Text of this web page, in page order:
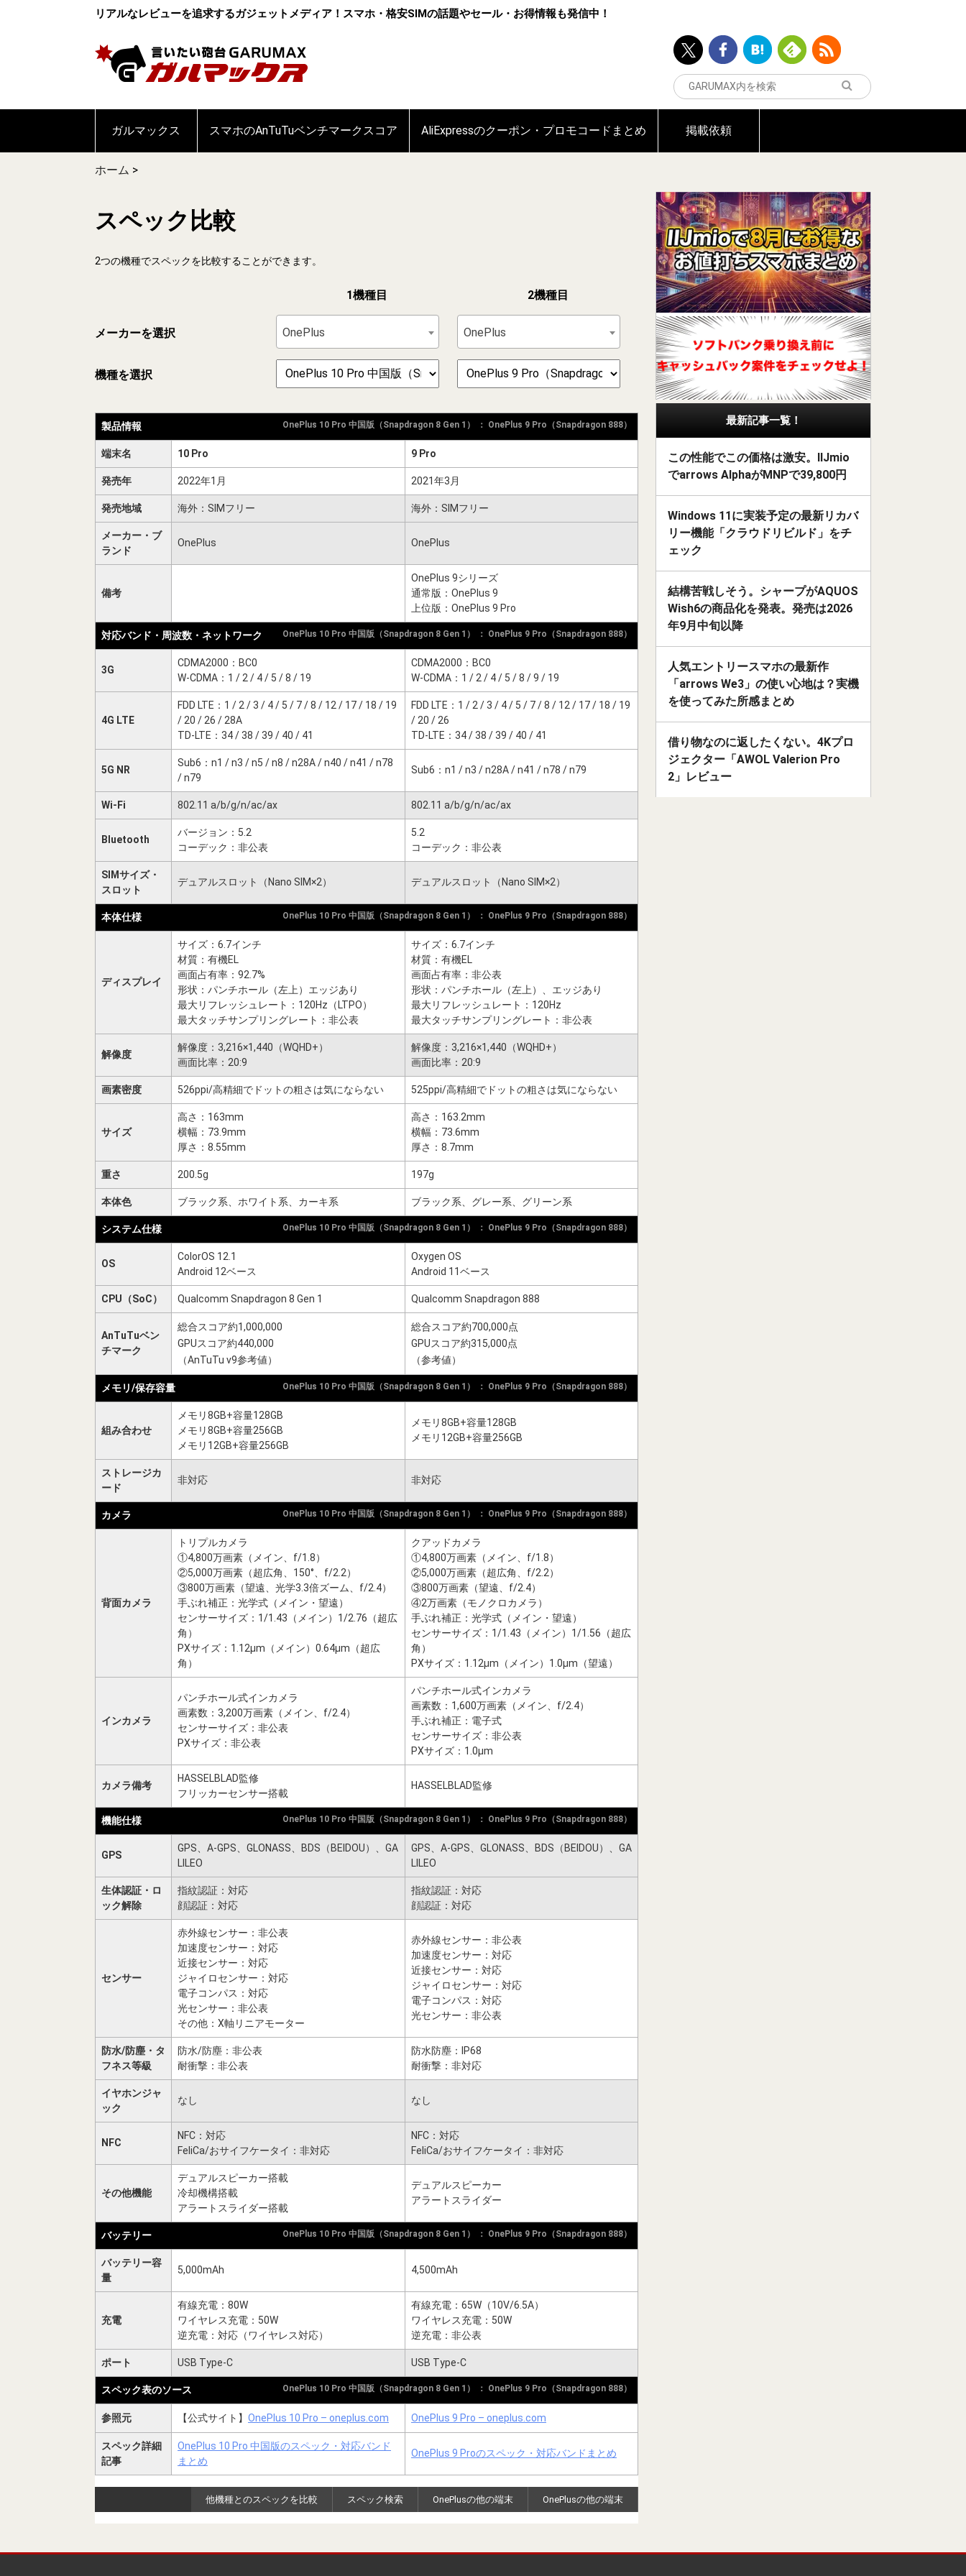
リアルなレビューを追求するガジェットメディア！スマホ・格安SIMの話題やセール・お得情報も発信中！
ガルマックス スマホのAnTuTuベンチマークスコア AliExpressのクーポン・プロモコードまとめ 掲載依頼
ホーム >
スペック比較
2つの機種でスペックを比較することができます。
1機種目 2機種目
メーカーを選択 OnePlus OnePlus
機種を選択
製品情報 OnePlus 10 Pro 中国版（Snapdragon 8 Gen 1） ： OnePlus 9 Pro（Snapdragon 888）
端末名 10 Pro 9 Pro
発売年 2022年1月 2021年3月
発売地域 海外：SIMフリー 海外：SIMフリー
メーカー・ブ
ランド
OnePlus OnePlus
備考
OnePlus 9シリーズ
通常版：OnePlus 9
上位版：OnePlus 9 Pro
対応バンド・周波数・ネットワーク OnePlus 10 Pro 中国版（Snapdragon 8 Gen 1） ： OnePlus 9 Pro（Snapdragon 888）
3G
CDMA2000：BC0
W-CDMA：1 / 2 / 4 / 5 / 8 / 19
CDMA2000：BC0
W-CDMA：1 / 2 / 4 / 5 / 8 / 9 / 19
4G LTE
FDD LTE：1 / 2 / 3 / 4 / 5 / 7 / 8 / 12 / 17 / 18 / 19
/ 20 / 26 / 28A
TD-LTE：34 / 38 / 39 / 40 / 41
FDD LTE：1 / 2 / 3 / 4 / 5 / 7 / 8 / 12 / 17 / 18 / 19
/ 20 / 26
TD-LTE：34 / 38 / 39 / 40 / 41
5G NR
Sub6：n1 / n3 / n5 / n8 / n28A / n40 / n41 / n78
/ n79
Sub6：n1 / n3 / n28A / n41 / n78 / n79
Wi-Fi 802.11 a/b/g/n/ac/ax 802.11 a/b/g/n/ac/ax
Bluetooth
バージョン：5.2
コーデック：非公表
5.2
コーデック：非公表
SIMサイズ・
スロット
デュアルスロット（Nano SIM×2） デュアルスロット（Nano SIM×2）
本体仕様 OnePlus 10 Pro 中国版（Snapdragon 8 Gen 1） ： OnePlus 9 Pro（Snapdragon 888）
ディスプレイ
サイズ：6.7インチ
材質：有機EL
画面占有率：92.7%
形状：パンチホール（左上）エッジあり
最大リフレッシュレート：120Hz（LTPO）
最大タッチサンプリングレート：非公表
サイズ：6.7インチ
材質：有機EL
画面占有率：非公表
形状：パンチホール（左上）、エッジあり
最大リフレッシュレート：120Hz
最大タッチサンプリングレート：非公表
解像度
解像度：3,216×1,440（WQHD+）
画面比率：20:9
解像度：3,216×1,440（WQHD+）
画面比率：20:9
画素密度 526ppi/高精細でドットの粗さは気にならない 525ppi/高精細でドットの粗さは気にならない
サイズ
高さ：163mm
横幅：73.9mm
厚さ：8.55mm
高さ：163.2mm
横幅：73.6mm
厚さ：8.7mm
重さ 200.5g 197g
本体色 ブラック系、ホワイト系、カーキ系 ブラック系、グレー系、グリーン系
システム仕様 OnePlus 10 Pro 中国版（Snapdragon 8 Gen 1） ： OnePlus 9 Pro（Snapdragon 888）
OS
ColorOS 12.1
Android 12ベース
Oxygen OS
Android 11ベース
CPU（SoC） Qualcomm Snapdragon 8 Gen 1 Qualcomm Snapdragon 888
AnTuTuベン
チマーク
総合スコア約1,000,000
GPUスコア約440,000
（AnTuTu v9参考値）
総合スコア約700,000点
GPUスコア約315,000点
（参考値）
メモリ/保存容量 OnePlus 10 Pro 中国版（Snapdragon 8 Gen 1） ： OnePlus 9 Pro（Snapdragon 888）
組み合わせ
メモリ8GB+容量128GB
メモリ8GB+容量256GB
メモリ12GB+容量256GB
メモリ8GB+容量128GB
メモリ12GB+容量256GB
ストレージカ
ード
非対応 非対応
カメラ OnePlus 10 Pro 中国版（Snapdragon 8 Gen 1） ： OnePlus 9 Pro（Snapdragon 888）
背面カメラ
トリプルカメラ
①4,800万画素（メイン、f/1.8）
②5,000万画素（超広角、150°、f/2.2）
③800万画素（望遠、光学3.3倍ズーム、f/2.4）
手ぶれ補正：光学式（メイン・望遠）
センサーサイズ：1/1.43（メイン）1/2.76（超広
角）
PXサイズ：1.12μm（メイン）0.64μm（超広
角）
クアッドカメラ
①4,800万画素（メイン、f/1.8）
②5,000万画素（超広角、f/2.2）
③800万画素（望遠、f/2.4）
④2万画素（モノクロカメラ）
手ぶれ補正：光学式（メイン・望遠）
センサーサイズ：1/1.43（メイン）1/1.56（超広
角）
PXサイズ：1.12μm（メイン）1.0μm（望遠）
インカメラ
パンチホール式インカメラ
画素数：3,200万画素（メイン、f/2.4）
センサーサイズ：非公表
PXサイズ：非公表
パンチホール式インカメラ
画素数：1,600万画素（メイン、f/2.4）
手ぶれ補正：電子式
センサーサイズ：非公表
PXサイズ：1.0μm
カメラ備考
HASSELBLAD監修
フリッカーセンサー搭載
HASSELBLAD監修
機能仕様 OnePlus 10 Pro 中国版（Snapdragon 8 Gen 1） ： OnePlus 9 Pro（Snapdragon 888）
GPS
GPS、A-GPS、GLONASS、BDS（BEIDOU）、GA
LILEO
GPS、A-GPS、GLONASS、BDS（BEIDOU）、GA
LILEO
生体認証・ロ
ック解除
指紋認証：対応
顔認証：対応
指紋認証：対応
顔認証：対応
センサー
赤外線センサー：非公表
加速度センサー：対応
近接センサー：対応
ジャイロセンサー：対応
電子コンパス：対応
光センサー：非公表
その他：X軸リニアモーター
赤外線センサー：非公表
加速度センサー：対応
近接センサー：対応
ジャイロセンサー：対応
電子コンパス：対応
光センサー：非公表
防水/防塵・タ
フネス等級
防水/防塵：非公表
耐衝撃：非公表
防水防塵：IP68
耐衝撃：非対応
イヤホンジャ
ック
なし なし
NFC
NFC：対応
FeliCa/おサイフケータイ：非対応
NFC：対応
FeliCa/おサイフケータイ：非対応
その他機能
デュアルスピーカー搭載
冷却機構搭載
アラートスライダー搭載
デュアルスピーカー
アラートスライダー
バッテリー OnePlus 10 Pro 中国版（Snapdragon 8 Gen 1） ： OnePlus 9 Pro（Snapdragon 888）
バッテリー容
量
5,000mAh 4,500mAh
充電
有線充電：80W
ワイヤレス充電：50W
逆充電：対応（ワイヤレス対応）
有線充電：65W（10V/6.5A）
ワイヤレス充電：50W
逆充電：非公表
ポート USB Type-C USB Type-C
スペック表のソース OnePlus 10 Pro 中国版（Snapdragon 8 Gen 1） ： OnePlus 9 Pro（Snapdragon 888）
参照元 【公式サイト】 OnePlus 10 Pro – oneplus.com OnePlus 9 Pro – oneplus.com
スペック詳細
記事
OnePlus 10 Pro 中国版のスペック・対応バンド
まとめ
OnePlus 9 Proのスペック・対応バンドまとめ
他機種とのスペックを比較 スペック検索 OnePlusの他の端末 OnePlusの他の端末
最新記事一覧！
この性能でこの価格は激安。IIJmio
でarrows AlphaがMNPで39,800円
Windows 11に実装予定の最新リカバ
リー機能「クラウドリビルド」をチ
ェック
結構苦戦しそう。シャープがAQUOS
Wish6の商品化を発表。発売は2026
年9月中旬以降
人気エントリースマホの最新作
「arrows We3」の使い心地は？実機
を使ってみた所感まとめ
借り物なのに返したくない。4Kプロ
ジェクター「AWOL Valerion Pro
2」レビュー